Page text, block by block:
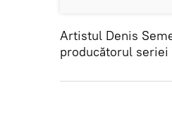
Artistul Denis
producătorul seriei